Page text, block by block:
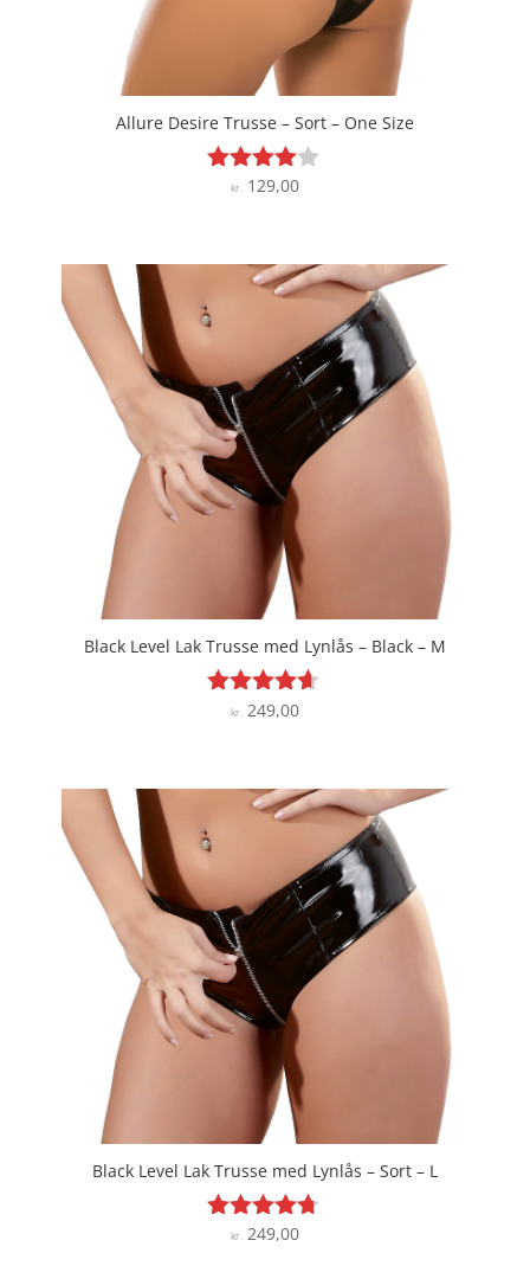
Allure Desire Trusse – Sort – One Size
Vurderet
kr.129,00
Black Level Lak Trusse med Lynlås – Black – M
Vurderet
kr. 249,00
Black Level Lak Trusse med Lynlås – Sort – L
Vurderet
kr.249,00